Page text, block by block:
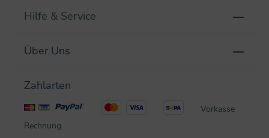
Hilfe & Service
Über Uns
Zahlarten
Vorkasse
Rechnung